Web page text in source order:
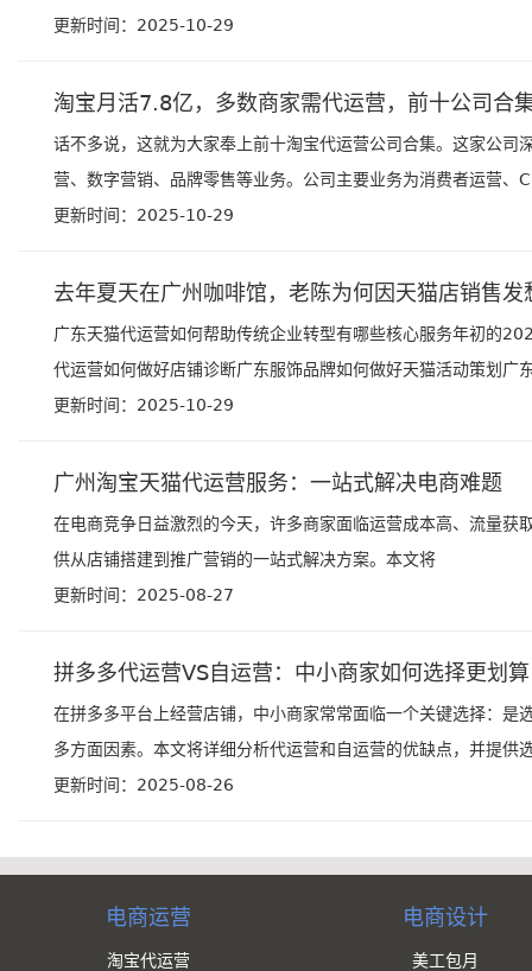
更新时间：2025-10-29
淘宝月活7.8亿，多数商家需代运营，前十公司合
话不多说，这就为大家奉上前十淘宝代运营公司合集。这家公
营、数字营销、品牌零售等业务。公司主要业务为消费者运营、
更新时间：2025-10-29
去年夏天在广州咖啡馆，老陈为何因天猫店销售发
广东天猫代运营如何帮助传统企业转型有哪些核心服务年初的
代运营如何做好店铺诊断广东服饰品牌如何做好天猫活动策划广
更新时间：2025-10-29
广州淘宝天猫代运营服务：一站式解决电商难题
在电商竞争日益激烈的今天，许多商家面临运营成本高、流量
供从店铺搭建到推广营销的一站式解决方案。本文将
更新时间：2025-08-27
拼多多代运营VS自运营：中小商家如何选择更划算
在拼多多平台上经营店铺，中小商家常常面临一个关键选择：
多方面因素。本文将详细分析代运营和自运营的优缺点，并提供
更新时间：2025-08-26
电商运营
淘宝代运营
电商设计
美工包月